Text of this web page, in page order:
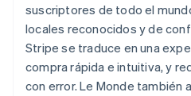
suscriptores de todo el
locales reconocidos y de
Stripe se traduce en una
compra rápida e intuitiva, y
con error.Le Monde también